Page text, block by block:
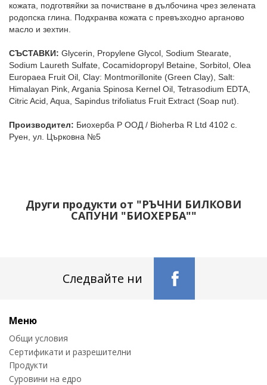
кожата, подготвяйки за почистване в дълбочина чрез зелената
родопска глина. Подхранва кожата с превъзходно арганово
масло и зехтин.
СЪСТАВКИ: Glycerin, Propylene Glycol, Sodium Stearate,
Sodium Laureth Sulfate, Cocamidopropyl Betaine, Sorbitol, Olea
Europaea Fruit Oil, Clay: Montmorillonite (Green Clay), Salt:
Himalayan Pink, Argania Spinosa Kernel Oil, Tetrasodium EDTA,
Citric Acid, Aqua, Sapindus trifoliatus Fruit Extract (Soap nut).
Производител: Биохерба Р ООД / Bioherba R Ltd 4102 с.
Руен, ул. Църковна №5
Други продукти от "РЪЧНИ БИЛКОВИ
САПУНИ "БИОХЕРБА""
Следвайте ни
Меню
Общи условия
Сертификати и разрешителни
Продукти
Суровини на едро